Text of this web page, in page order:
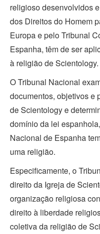
religioso desenvolvidos
dos Direitos do Homem
Europa e pelo Tribunal
Espanha, têm de ser
à religião de Scientology.
O Tribunal Nacional
documentos, objetivos e
de Scientology e
domínio da lei
Nacional de Espanha
uma religião.
Especificamente, o
direito da Igreja de
organização religiosa
direito à liberdade
coletiva da religião de